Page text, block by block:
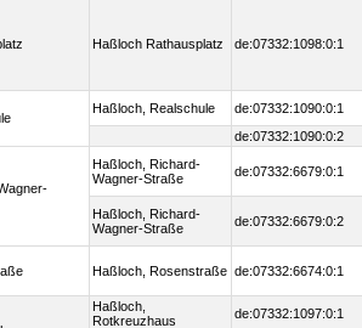
Haßloch Rathausplatz de:07332:1098:0:1
Haßloch, Realschule
de:07332:1090:0:1
de:07332:1090:0:2
Haßloch, Richard-
Wagner-Straße
de:07332:6679:0:1
Haßloch, Richard-
Wagner-Straße
de:07332:6679:0:2
Haßloch, Rosenstraße de:07332:6674:0:1
Haßloch,
Rotkreuzhaus
de:07332:1097:0:1